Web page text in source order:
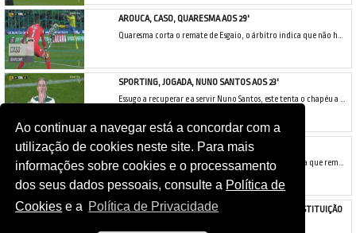
Ao continuar a navegar está a concordar com a
utilização de cookies neste site. Para mais
informações sobre cookies e o processamento
dos seus dados pessoais, consulte a Política de
Cookies e a Política de Privacidade
AROUCA, CASO, QUARESMA AOS 29'
Quaresma corta o remate de Esgaio, o árbitro indica que não há falta e manda seguir.
SPORTING, JOGADA, NUNO SANTOS AOS 23'
Essugo a recuperar e a servir Nuno Santos, este tenta o chapéu a Victor Braga, seria um belo golo, a bola saiu a rasar o poste!
SPORTING, GOLO ANULADO, SARABIA AOS 9'
Recuperação de Slimani, Matheus Nunes lança Sarabia que remata forte e colocado para dentro da baliza do FC Arouca, mas o lance foi analisado pelo VAR e invalidado por fora de jogo espanhol na altura do passe.
SPORTING CP - FC AROUCA: CONFERE AQUI A CONSTITUIÇÃO